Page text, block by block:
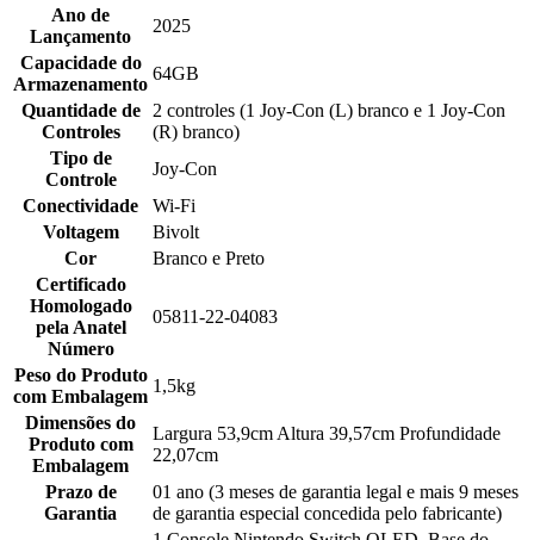
Ano de
Lançamento
2025
Capacidade do
Armazenamento
64GB
Quantidade de
Controles
2 controles (1 Joy-Con (L) branco e 1 Joy-Con
(R) branco)
Tipo de
Controle
Joy-Con
Conectividade
Wi-Fi
Voltagem
Bivolt
Cor
Branco e Preto
Certificado
Homologado
pela Anatel
Número
05811-22-04083
Peso do Produto
com Embalagem
1,5kg
Dimensões do
Produto com
Embalagem
Largura 53,9cm Altura 39,57cm Profundidade
22,07cm
Prazo de
Garantia
01 ano (3 meses de garantia legal e mais 9 meses
de garantia especial concedida pelo fabricante)